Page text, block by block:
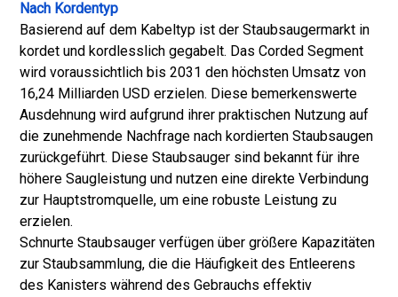
Nach Kordentyp
Basierend auf dem Kabeltyp ist der Staubsaugermarkt in
kordet und kordlesslich gegabelt. Das Corded Segment
wird voraussichtlich bis 2031 den höchsten Umsatz von
16,24 Milliarden USD erzielen. Diese bemerkenswerte
Ausdehnung wird aufgrund ihrer praktischen Nutzung auf
die zunehmende Nachfrage nach kordierten Staubsaugen
zurückgeführt. Diese Staubsauger sind bekannt für ihre
höhere Saugleistung und nutzen eine direkte Verbindung
zur Hauptstromquelle, um eine robuste Leistung zu
erzielen.
Schnurte Staubsauger verfügen über größere Kapazitäten
zur Staubsammlung, die die Häufigkeit des Entleerens
des Kanisters während des Gebrauchs effektiv